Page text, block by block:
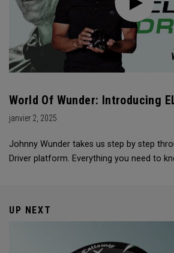
World Of Wunder: Introducing
janvier 2, 2025
Johnny Wunder takes us step by step
Driver platform. Everything you need to
UP NEXT